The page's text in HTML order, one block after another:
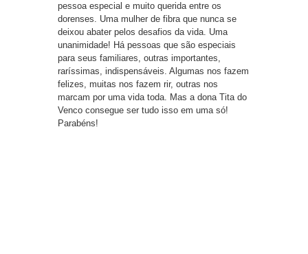
pessoa especial e muito querida entre os
dorenses. Uma mulher de fibra que nunca se
deixou abater pelos desafios da vida. Uma
unanimidade! Há pessoas que são especiais
para seus familiares, outras importantes,
raríssimas, indispensáveis. Algumas nos fazem
felizes, muitas nos fazem rir, outras nos
marcam por uma vida toda. Mas a dona Tita do
Venco consegue ser tudo isso em uma só!
Parabéns!